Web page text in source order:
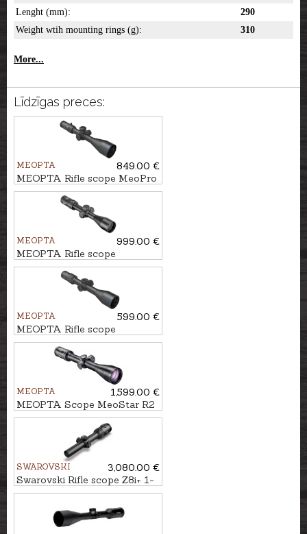
Lenght (mm):
290
Weight wtih mounting rings (g):
310
More...
Līdzīgas preces:
MEOPTA
849.00 €
MEOPTA Rifle scope MeoPro
R6 3-18x56 SFP RD #BDC 3
MEOPTA
999.00 €
MEOPTA Rifle scope
MeoStar R 2,5-15x50 RD - 4C
MEOPTA
599.00 €
MEOPTA Rifle scope
MeoHunter R5 4-20x50 SFP
RD #BDC 3
MEOPTA
1,599.00 €
MEOPTA Scope MeoStar R2
1.7-10x42 RD - 4C
SWAROVSKI
3,080.00 €
Swarovski Rifle scope Z8i+ 1-
8x24 L 4A-I